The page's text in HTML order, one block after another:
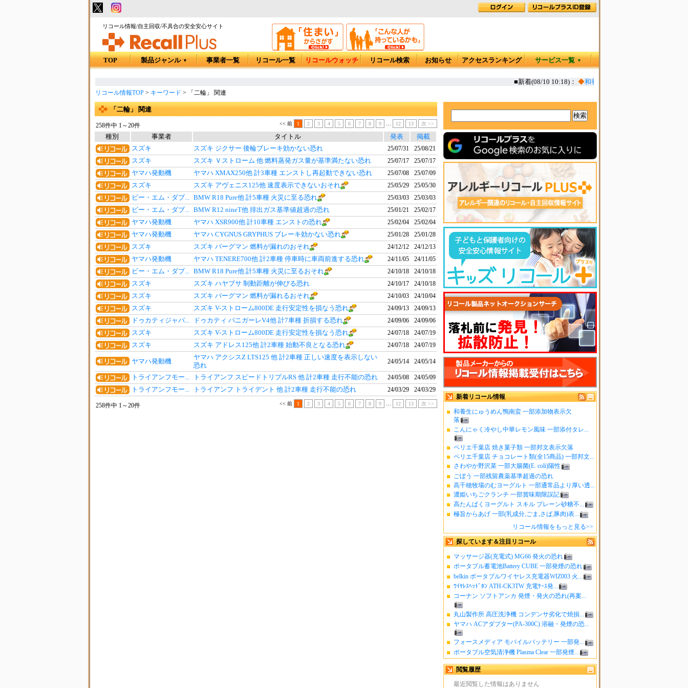
リコール情報/自主回収/不具合の安全安心サイト
TOP 製品ジャンル ▼ 事業者一覧 リコール一覧 リコールウォッチ リコール検索 お知らせ アクセスランキング サービス一覧 ▼
■新着(08/10 10:18)：◆和養生にゅうめん鴨南蛮 一部添加
リコール情報TOP> キーワード > 「二輪」 関連
新着リコール情報
和養生にゅうめん鴨南蛮 一部添加物表示欠
落
こんにゃく冷やし中華レモン風味 一部添付タレ...
ペリエ千葉店 焼き菓子類 一部邦文表示欠落
ペリエ千葉店 チョコレート類(全15商品) 一部邦文...
さわやか野沢菜 一部大腸菌(E. coli)陽性
ごぼう 一部残留農薬基準超過の恐れ
高千穂牧場のむヨーグルト 一部通常品より厚い透...
濃姫いちごクランチ 一部賞味期限誤記
高たんぱくヨーグルト スキル プレーン砂糖不...
極旨からあげ 一部(乳成分,ごま,さば,豚肉)表...
リコール情報をもっと見る>>
探しています＆注目リコール
マッサージ器(充電式) MG66 発火の恐れ
ポータブル蓄電池Battery CUBE 一部発煙の恐れ
belkin ポータブルワイヤレス充電器WIZ003 火...
ﾜｲﾔﾚｽﾍｯﾄﾞﾎﾝ ATH-CK3TW 充電ｹｰｽ発...
コーナン ソフトアンカ 発煙・発火の恐れ(再案...
丸山製作所 高圧洗浄機 コンデンサ劣化で焼損...
ヤマハ ACアダプター(PA-300C) 溶融・発煙の恐...
フォースメディア モバイルバッテリー 一部発...
ポータブル空気清浄機 Plasma Clear 一部発煙...
閲覧履歴
最近閲覧した情報はありません
「二輪」 関連
258件中 1～20件 << 前 1 2 3 4 5 6 7 8 9 12 13 次 >>
種別 事業者 タイトル 発表
掲載
スズキ
スズキ ジクサー 後輪ブレーキ効かない恐れ 25/07/31 25/08/21
スズキ スズキ Ｖストローム 他 燃料蒸発ガス量が基準満たない恐れ 25/07/17 25/07/17
ヤマハ発動機 ヤマハ XMAX250他 計3車種 エンストし再起動できない恐れ 25/07/08 25/07/09
スズキ スズキ アヴェニス125他 速度表示できないおそれ 25/05/29 25/05/30
ビー・エム・ダブ... BMW R18 Pure他 計5車種 火災に至る恐れ 25/03/03 25/03/03
ビー・エム・ダブ... BMW R12 nineT他 排出ガス基準値超過の恐れ 25/01/21 25/02/17
ヤマハ発動機 ヤマハ XSR900他 計10車種 エンストの恐れ 25/02/04 25/02/04
ヤマハ発動機 ヤマハ CYGNUS GRYPHUS ブレーキ効かない恐れ 25/01/28 25/01/28
スズキ スズキ バーグマン 燃料が漏れのおそれ 24/12/12 24/12/13
ヤマハ発動機 ヤマハ TENERE700他 計2車種 停車時に車両前進する恐れ 24/11/05 24/11/05
ビー・エム・ダブ... BMW R18 Pure他 計5車種 火災に至るおそれ 24/10/18 24/10/18
スズキ スズキ ハヤブサ 制動距離が伸びる恐れ 24/10/17 24/10/18
スズキ スズキ バーグマン 燃料が漏れるおそれ 24/10/03 24/10/04
スズキ スズキ V-ストローム800DE 走行安定性を損なう恐れ 24/09/13 24/09/13
ドゥカティジャパ... ドゥカティ パニガーレV4他 計7車種 折損する恐れ 24/09/06 24/09/06
スズキ スズキ V-ストローム800DE 走行安定性を損なう恐れ 24/07/18 24/07/19
スズキ スズキ アドレス125他 計2車種 始動不良となる恐れ 24/07/18 24/07/19
ヤマハ発動機
ヤマハ アクシスZ LTS125 他 計2車種 正しい速度を表示しない
恐れ
24/05/14 24/05/14
トライアンフモー... トライアンフ スピードトリプルRS 他 計2車種 走行不能の恐れ 24/05/08 24/05/09
トライアンフモー... トライアンフ トライデント 他 計2車種 走行不能の恐れ 24/03/29 24/03/29
258件中 1～20件 << 前 1 2 3 4 5 6 7 8 9 12 13 次 >>